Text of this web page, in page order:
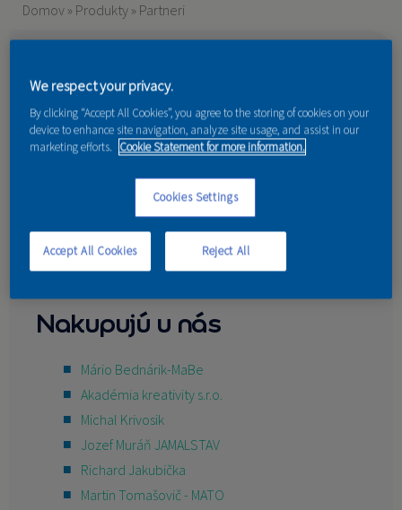
PORADENSTVO
AKADÉMIA
PARTNERI
Domov » Produkty » Partneri
Nakupujú u nás
Mário Bednárik-MaBe
Akadémia kreativity s.r.o.
Michal Krivosik
Jozef Muráň JAMALSTAV
Richard Jakubička
Martin Tomašovič - MATO
We respect your privacy.
By clicking “Accept All Cookies”, you agree to the storing of cookies on your
device to enhance site navigation, analyze site usage, and assist in our
marketing efforts. Cookie Statement for more information.
Cookies Settings
Reject All
Accept All Cookies